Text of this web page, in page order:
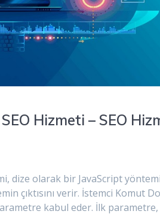
Hizmeti – SEO
dize olarak bir JavaScript
çıktısını verir. İstemci Komut
kabul eder. İlk parametre,